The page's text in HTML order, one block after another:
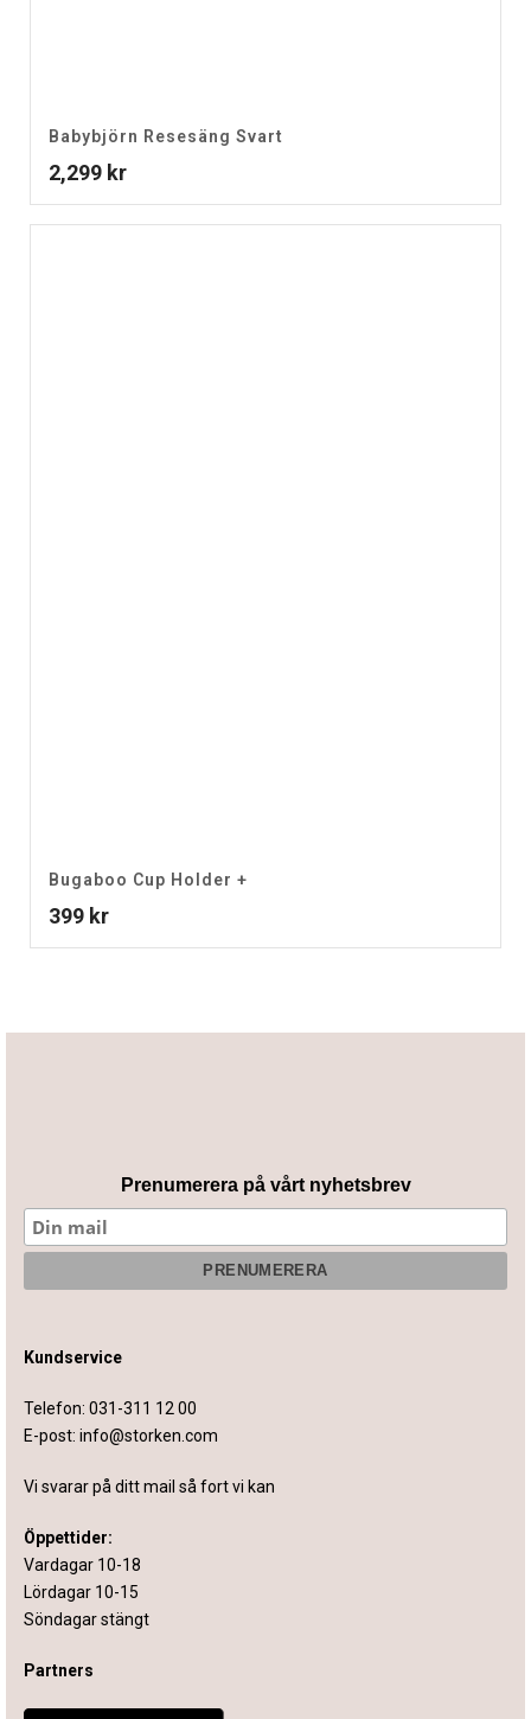
Babybjörn Resesäng Svart
2,299 kr
Bugaboo Cup Holder +
399 kr
Prenumerera på vårt nyhetsbrev
Kundservice
Telefon: 031-311 12 00
E-post: info@storken.com
Vi svarar på ditt mail så fort vi kan
Öppettider:
Vardagar 10-18
Lördagar 10-15
Söndagar stängt
Partners